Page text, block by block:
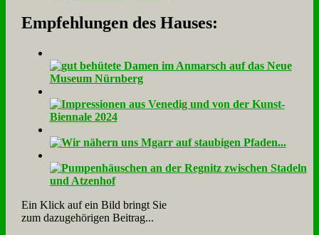
Empfehlungen des Hauses:
Ein Klick auf ein Bild bringt Sie
zum dazugehörigen Beitrag...